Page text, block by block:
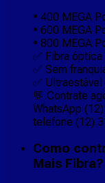
• 400 MEGA
• 600 MEGA
• 800 MEGA
✅ Fibra
✅ Sem
✅
💬 Contrate
WhatsApp
telefone (12)
Como
Mais Fibra?